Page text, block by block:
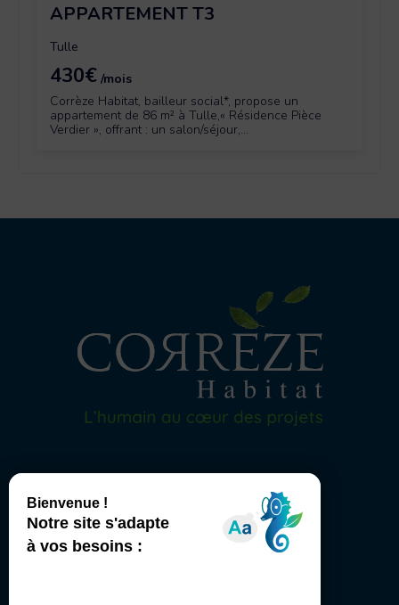
APPARTEMENT T3
Tulle
430€ /mois
Corrèze Habitat, bailleur social*, propose un
appartement de 86 m² à Tulle,« Résidence Pièce
Verdier », offrant : un salon/séjour,...
Liens utiles
Louer